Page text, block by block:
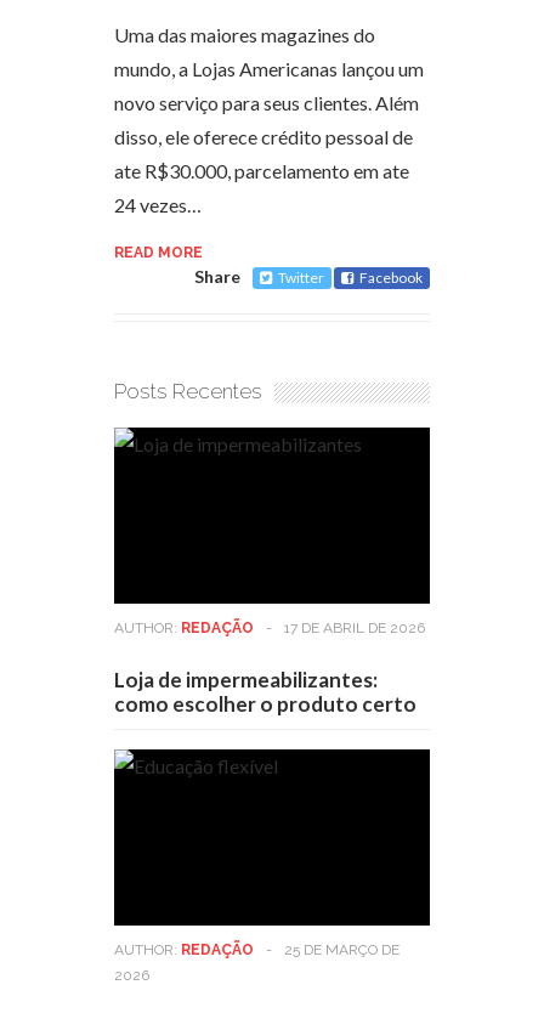
Uma das maiores magazines do
mundo, a Lojas Americanas lançou um
novo serviço para seus clientes. Além
disso, ele oferece crédito pessoal de
ate R$30.000, parcelamento em ate
24 vezes…
READ MORE
Share Twitter Facebook
Posts Recentes
AUTHOR: REDAÇÃO - 17 DE ABRIL DE 2026
Loja de impermeabilizantes:
como escolher o produto certo
AUTHOR: REDAÇÃO -
25 DE MARÇO DE
2026